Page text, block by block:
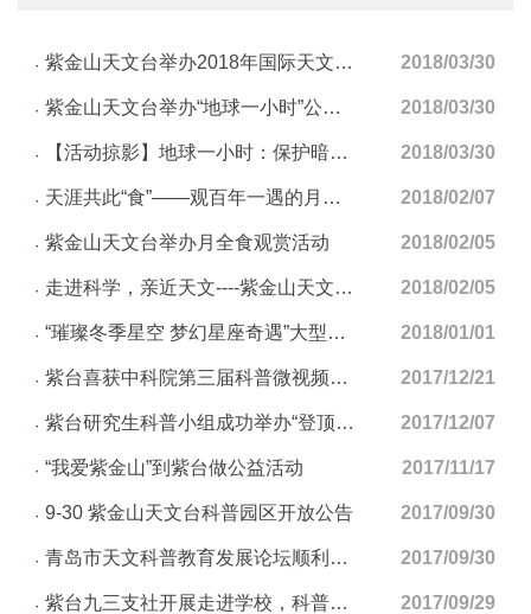
紫金山天文台举办2018年国际天文馆日科普活动 2018/03/30
紫金山天文台举办“地球一小时”公益天文观测活动 2018/03/30
【活动掠影】地球一小时：保护暗夜、拥抱璀璨星空 2018/03/30
天涯共此“食”——观百年一遇的月全食（青岛观象台组织超级月全食观测活动） 2018/02/07
紫金山天文台举办月全食观赏活动 2018/02/05
走进科学，亲近天文----紫金山天文台青海观测站举办观“超级蓝血月”科普活动 2018/02/05
“璀璨冬季星空 梦幻星座奇遇”大型创意星空活动在青岛观象台顺利召开 2018/01/01
紫台喜获中科院第三届科普微视频创意大赛二等奖（创意策划类） 2017/12/21
紫台研究生科普小组成功举办“登顶紫金山，圆我太空梦”科普活动 2017/12/07
“我爱紫金山”到紫台做公益活动 2017/11/17
9-30 紫金山天文台科普园区开放公告 2017/09/30
青岛市天文科普教育发展论坛顺利召开 2017/09/30
紫台九三支社开展走进学校，科普巡讲的系列活动 2017/09/29